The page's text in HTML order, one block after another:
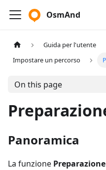
OsmAnd
Guida per l'utente
Impostare un percorso
On this page
Panoramica
La funzione